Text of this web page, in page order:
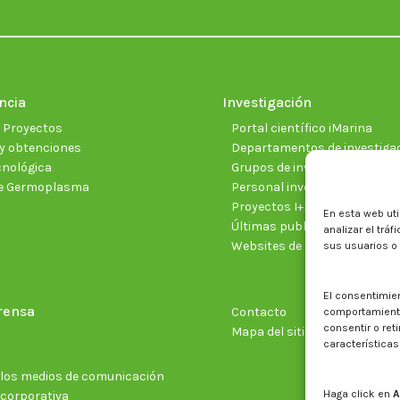
En esta web
analizar el
sus usuarios
El
consentir o
Haga click en
Proyectos
obtenciones
Germoplasma
Investigación
Portal científico iMarina
Departamentos de
Grupos de investigación
Personal investigador
Proyectos I+D+I vigentes
Últimas publicaciones
Websites de proyectos
los medios de comunicación
Contacto
Mapa del sitio web